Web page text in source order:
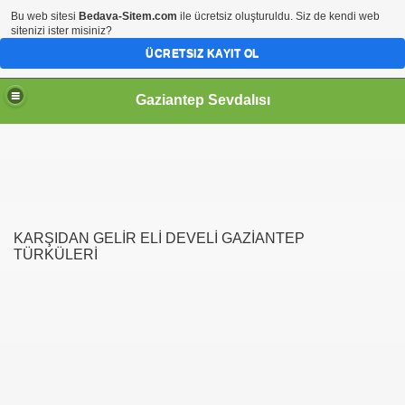
Gaziantep Sevdalısı
KARŞIDAN GELİR ELİ DEVELİ GAZİANTEP
TÜRKÜLERİ
Bu web sitesi Bedava-Sitem.com ile ücretsiz oluşturuldu. Siz de kendi web
sitenizi ister misiniz?
ÜCRETSIZ KAYIT OL